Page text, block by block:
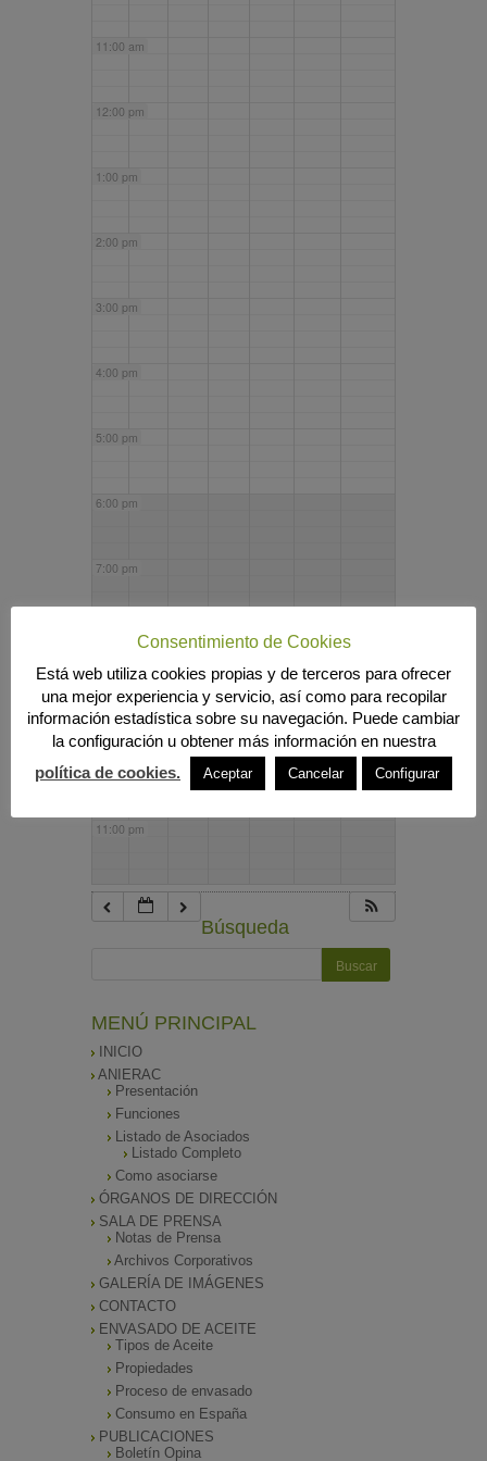
11:00 am
12:00 pm
1:00 pm
2:00 pm
3:00 pm
4:00 pm
5:00 pm
6:00 pm
7:00 pm
9:00 pm
10:00 pm
11:00 pm
Búsqueda
MENÚ PRINCIPAL
INICIO
ANIERAC
Presentación
Funciones
Listado de Asociados
Listado Completo
Como asociarse
ÓRGANOS DE DIRECCIÓN
SALA DE PRENSA
Notas de Prensa
Archivos Corporativos
GALERÍA DE IMÁGENES
CONTACTO
ENVASADO DE ACEITE
Tipos de Aceite
Propiedades
Proceso de envasado
Consumo en España
PUBLICACIONES
Boletín Opina
Consentimiento de Cookies
Está web utiliza cookies propias y de terceros para ofrecer
una mejor experiencia y servicio, así como para recopilar
información estadística sobre su navegación. Puede cambiar
la configuración u obtener más información en nuestra
política de cookies.
Aceptar Cancelar Configurar